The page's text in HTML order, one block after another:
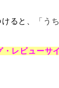
ると、
「う
・レビューサ